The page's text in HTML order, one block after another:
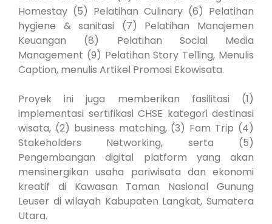
Homestay (5) Pelatihan Culinary (6) Pelatihan
hygiene & sanitasi (7) Pelatihan Manajemen
Keuangan (8) Pelatihan Social Media
Management (9) Pelatihan Story Telling, Menulis
Caption, menulis Artikel Promosi Ekowisata.
Proyek ini juga memberikan fasilitasi (1)
implementasi sertifikasi CHSE kategori destinasi
wisata, (2) business matching, (3) Fam Trip (4)
Stakeholders Networking, serta (5)
Pengembangan digital platform yang akan
mensinergikan usaha pariwisata dan ekonomi
kreatif di Kawasan Taman Nasional Gunung
Leuser di wilayah Kabupaten Langkat, Sumatera
Utara.